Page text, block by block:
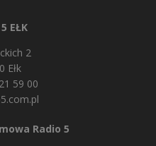
EŁK
2
Ełk
59 00
Radio 5